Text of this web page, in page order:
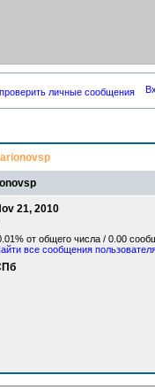
личные сообщения
21, 2010
от общего числа / 0.00
все сообщения